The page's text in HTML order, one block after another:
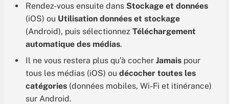
Rendez-vous ensuite dans Stockage et données
(iOS) ou Utilisation données et stockage
(Android), puis sélectionnez Téléchargement
automatique des médias.
Il ne vous restera plus qu’à cocher Jamais pour
tous les médias (iOS) ou décocher toutes les
catégories (données mobiles, Wi-Fi et itinérance)
sur Android.